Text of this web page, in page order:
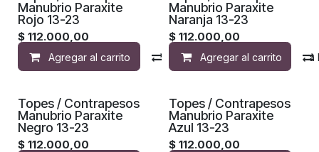
Manubrio Paraxite
Rojo 13-23
$ 112.000,00
Agregar al carrito Compara Agregar a la
Manubrio Paraxite
Naranja 13-23
$112.000,00
Agregar al carrito
¡Nuevo!
Topes / Contrapesos
Manubrio Paraxite
Negro 13-23
$ 112.000,00
¡Nuevo!
Topes / Contrapesos
Manubrio Paraxite
Azul 13-23
$112.000,00